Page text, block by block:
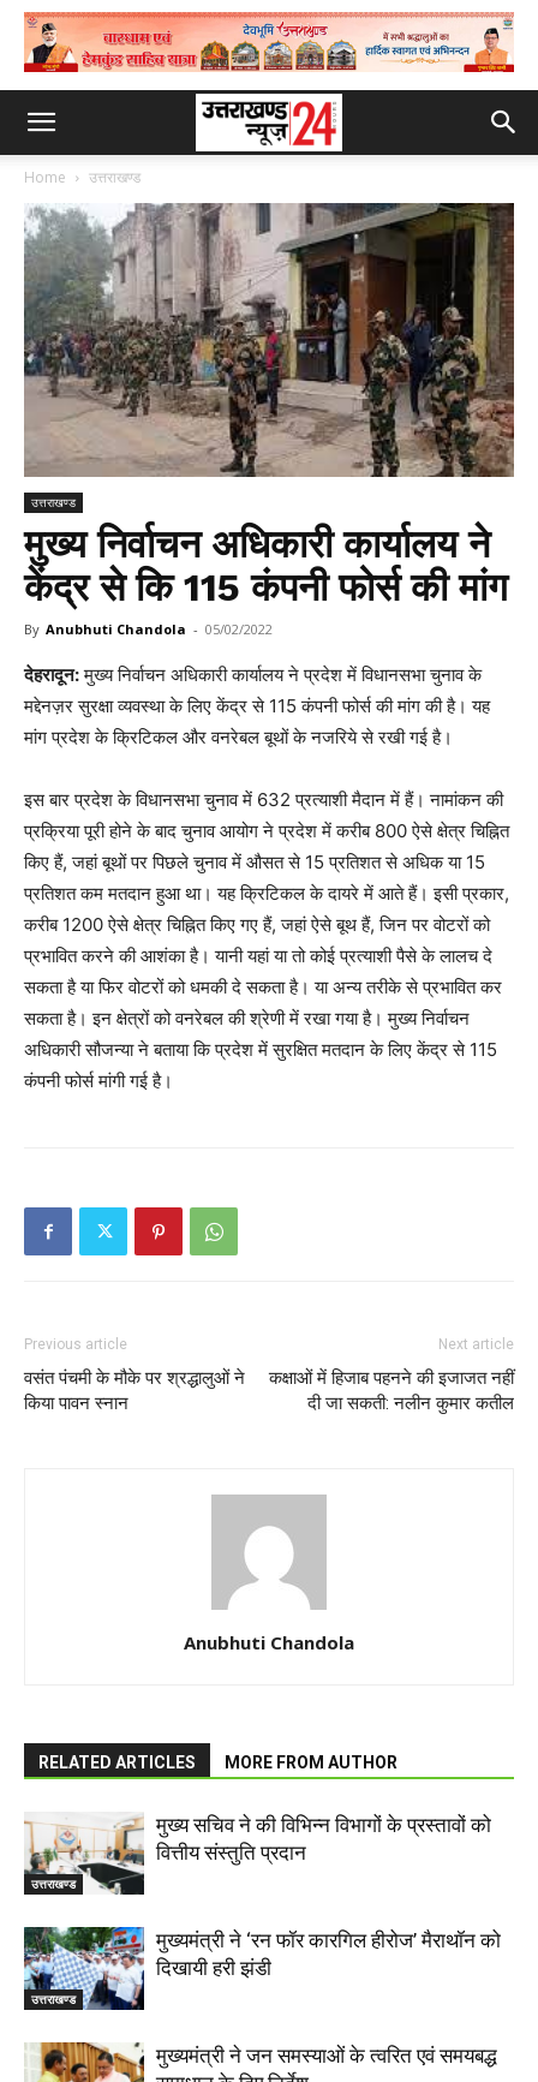
Home उत्तराखण्ड
उत्तराखण्ड
मुख्य निर्वाचन अधिकारी कार्यालय ने
केंद्र से कि 115 कंपनी फोर्स की मांग
By Anubhuti Chandola - 05/02/2022
देहरादून:मुख्य निर्वाचन अधिकारी कार्यालय ने प्रदेश में विधानसभा चुनाव के
मद्देनज़र सुरक्षा व्यवस्था के लिए केंद्र से 115 कंपनी फोर्स की मांग की है। यह
मांग प्रदेश के क्रिटिकल और वनरेबल बूथों के नजरिये से रखी गई है।
इस बार प्रदेश के विधानसभा चुनाव में 632 प्रत्याशी मैदान में हैं। नामांकन की
प्रक्रिया पूरी होने के बाद चुनाव आयोग ने प्रदेश में करीब 800 ऐसे क्षेत्र चिह्नित
किए हैं, जहां बूथों पर पिछले चुनाव में औसत से 15 प्रतिशत से अधिक या 15
प्रतिशत कम मतदान हुआ था। यह क्रिटिकल के दायरे में आते हैं। इसी प्रकार,
करीब 1200 ऐसे क्षेत्र चिह्नित किए गए हैं, जहां ऐसे बूथ हैं, जिन पर वोटरों को
प्रभावित करने की आशंका है। यानी यहां या तो कोई प्रत्याशी पैसे के लालच दे
सकता है या फिर वोटरों को धमकी दे सकता है। या अन्य तरीके से प्रभावित कर
सकता है। इन क्षेत्रों को वनरेबल की श्रेणी में रखा गया है। मुख्य निर्वाचन
अधिकारी सौजन्या ने बताया कि प्रदेश में सुरक्षित मतदान के लिए केंद्र से 115
कंपनी फोर्स मांगी गई है।
Previous article
वसंत पंचमी के मौके पर श्रद्धालुओं ने
किया पावन स्नान
Next article
कक्षाओं में हिजाब पहनने की इजाजत नहीं
दी जा सकती: नलीन कुमार कतील
Anubhuti Chandola
RELATED ARTICLES MORE FROM AUTHOR
उत्तराखण्ड
मुख्य सचिव ने की विभिन्न विभागों के प्रस्तावों को
वित्तीय संस्तुति प्रदान
उत्तराखण्ड
मुख्यमंत्री ने ‘रन फॉर कारगिल हीरोज’ मैराथॉन को
दिखायी हरी झंडी
मुख्यमंत्री ने जन समस्याओं के त्वरित एवं समयबद्ध